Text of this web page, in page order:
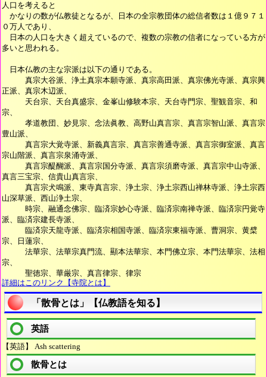
人口を考えると
かなりの数が仏教徒となるが、日本の全宗教団体の総信者数は１億９７１
０万人であり、
日本の人口を大きく超えているので、複数の宗教の信者になっている方が
多いと思われる。
日本仏教の主な宗派は以下の通りである。
真宗大谷派、浄土真宗本願寺派、真宗高田派、真宗佛光寺派、真宗興
正派、真宗木辺派、
天台宗、天台真盛宗、金峯山修験本宗、天台寺門宗、聖観音宗、和
宗、
孝道教団、妙見宗、念法眞教、高野山真言宗、真言宗智山派、真言宗
豊山派、
真言宗大覚寺派、新義真言宗、真言宗善通寺派、真言宗御室派、真言
宗山階派、真言宗泉涌寺派、
真言宗醍醐派、真言宗国分寺派、真言宗須磨寺派、真言宗中山寺派、
真言三宝宗、信貴山真言宗、
真言宗犬鳴派、東寺真言宗、浄土宗、浄土宗西山禅林寺派、浄土宗西
山深草派、西山浄土宗、
時宗、融通念佛宗、臨済宗妙心寺派、臨済宗南禅寺派、臨済宗円覚寺
派、臨済宗建長寺派、
臨済宗天龍寺派、臨済宗相国寺派、臨済宗東福寺派、曹洞宗、黄檗
宗、日蓮宗、
法華宗、法華宗真門流、顯本法華宗、本門佛立宗、本門法華宗、法相
宗、
聖徳宗、華厳宗、真言律宗、律宗
詳細はこのリンク【寺院とは】
「散骨とは」【仏教語を知る】
英語
【英語】 Ash scattering
散骨とは